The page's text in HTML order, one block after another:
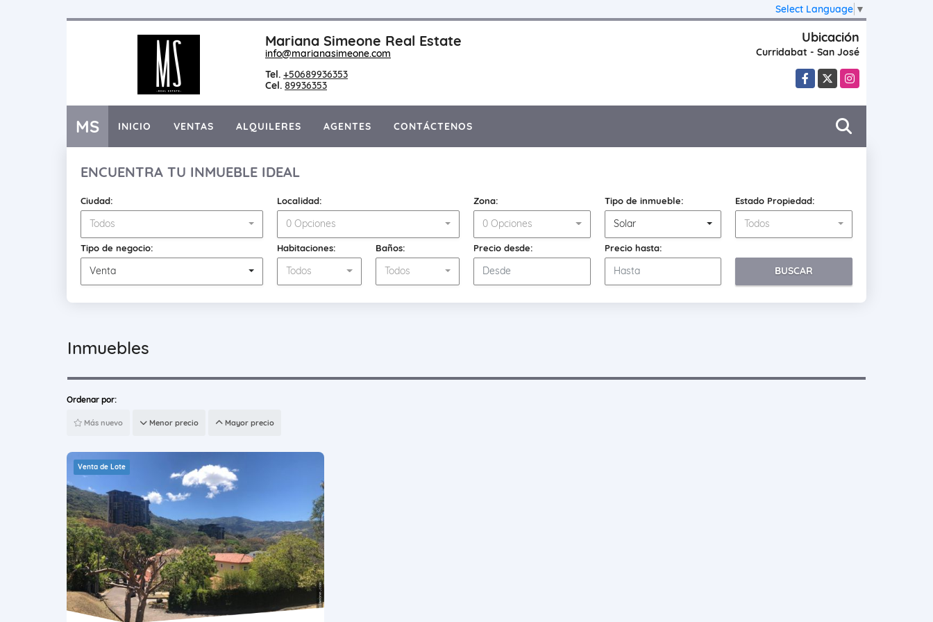
Select Language ▼
Mariana Simeone Real Estate
info@marianasimeone.com
Tel. +50689936353
Cel. 89936353
Ubicación
Curridabat - San José
Facebook
X Instagram
MS INICIO VENTAS ALQUILERES AGENTES CONTÁCTENOS
ENCUENTRA TU INMUEBLE IDEAL
Ciudad:
Todos
Localidad:
0 Opciones
Zona:
0 Opciones
Tipo de inmueble:
Solar
Estado Propiedad:
Todos
Tipo de negocio:
Venta
Habitaciones:
Todos
Baños:
Todos
Precio desde: Precio hasta:
BUSCAR
Inmuebles
Ordenar por:
Más nuevo Menor precio Mayor precio
Venta de Lote